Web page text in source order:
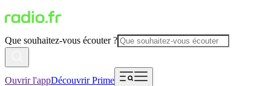
Que souhaitez-vous écouter ?
Ouvrir l'appDécouvrir Prime